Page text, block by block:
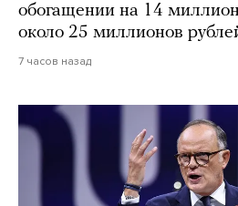
обогащении на 14
около 25 миллионов
7 часов назад